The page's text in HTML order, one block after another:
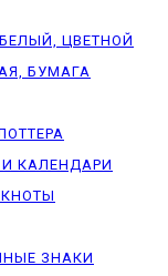
ЦВЕТНОЙ
БУМАГА
КАЛЕНДАРИ
ЗНАКИ